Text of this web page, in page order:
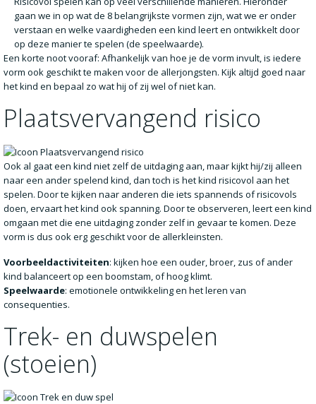
gaan we in op wat de 8 belangrijkste vormen zijn, wat we er onder
verstaan en welke vaardigheden een kind leert en ontwikkelt door
op deze manier te spelen (de speelwaarde).
Een korte noot vooraf: Afhankelijk van hoe je de vorm invult, is iedere
vorm ook geschikt te maken voor de allerjongsten. Kijk altijd goed naar
het kind en bepaal zo wat hij of zij wel of niet kan.
Plaatsvervangend risico
Ook al gaat een kind niet zelf de uitdaging aan, maar kijkt hij/zij alleen
naar een ander spelend kind, dan toch is het kind risicovol aan het
spelen. Door te kijken naar anderen die iets spannends of risicovols
doen, ervaart het kind ook spanning. Door te observeren, leert een kind
omgaan met die ene uitdaging zonder zelf in gevaar te komen. Deze
vorm is dus ook erg geschikt voor de allerkleinsten.
Voorbeeldactiviteiten: kijken hoe een ouder, broer, zus of ander
kind balanceert op een boomstam, of hoog klimt.
Speelwaarde: emotionele ontwikkeling en het leren van
consequenties.
Trek- en duwspelen
(stoeien)